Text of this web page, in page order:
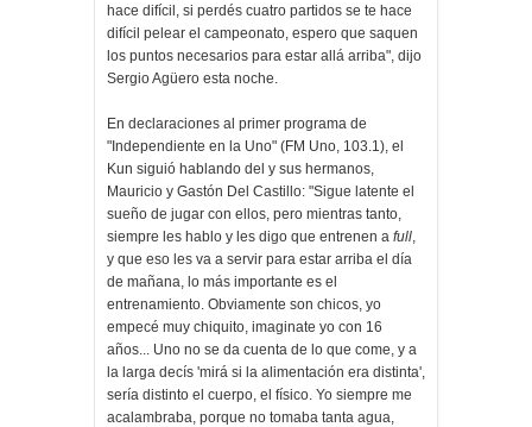
hace difícil, si perdés cuatro partidos se te hace
difícil pelear el campeonato, espero que saquen
los puntos necesarios para estar allá arriba", dijo
Sergio Agüero esta noche.
En declaraciones al primer programa de
"Independiente en la Uno" (FM Uno, 103.1), el
Kun siguió hablando del y sus hermanos,
Mauricio y Gastón Del Castillo: "Sigue latente el
sueño de jugar con ellos, pero mientras tanto,
siempre les hablo y les digo que entrenen a full
y que eso les va a servir para estar arriba el día
de mañana, lo más importante es el
entrenamiento. Obviamente son chicos, yo
empecé muy chiquito, imaginate yo con 16
años... Uno no se da cuenta de lo que come, y a
la larga decís 'mirá si la alimentación era distinta',
sería distinto el cuerpo, el físico. Yo siempre me
acalambraba, porque no tomaba tanta agua,